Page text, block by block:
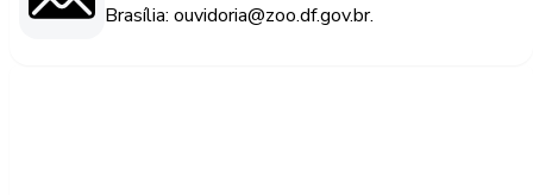
Brasília: ouvidoria@zoo.df.gov.br.